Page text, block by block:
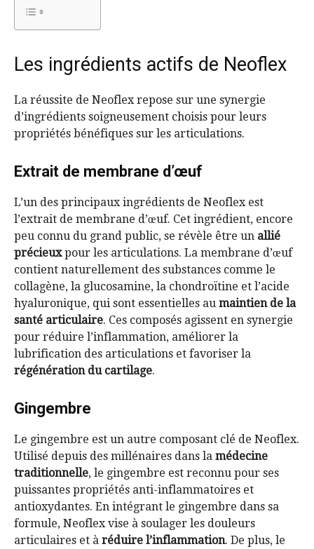
Les ingrédients actifs de Neoflex
La réussite de Neoflex repose sur une synergie
d’ingrédients soigneusement choisis pour leurs
propriétés bénéfiques sur les articulations.
Extrait de membrane d’œuf
L’un des principaux ingrédients de Neoflex est
l’extrait de membrane d’œuf. Cet ingrédient, encore
peu connu du grand public, se révèle être un allié
précieuxpour les articulations. La membrane d’œuf
contient naturellement des substances comme le
collagène, la glucosamine, la chondroïtine et l’acide
hyaluronique, qui sont essentielles au maintien de la
santé articulaire. Ces composés agissent en synergie
pour réduire l’inflammation, améliorer la
lubrification des articulations et favoriser la
régénération du cartilage.
Gingembre
Le gingembre est un autre composant clé de Neoflex.
Utilisé depuis des millénaires dans la médecine
traditionnelle, le gingembre est reconnu pour ses
puissantes propriétés anti-inflammatoires et
antioxydantes. En intégrant le gingembre dans sa
formule, Neoflex vise à soulager les douleurs
articulaires et à réduire l’inflammation. De plus, le